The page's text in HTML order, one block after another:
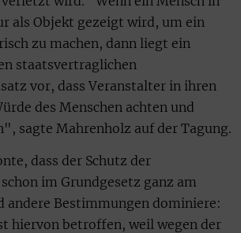
als Objekt gezeigt wird, um ein
zu machen, dann liegt ein
staatsvertraglichen
vor, dass Veranstalter in ihren
des Menschen achten und
sagte Mahrenholz auf der Tagung.
dass der Schutz der
im Grundgesetz ganz am
andere Bestimmungen dominiere:
hiervon betroffen, weil wegen der